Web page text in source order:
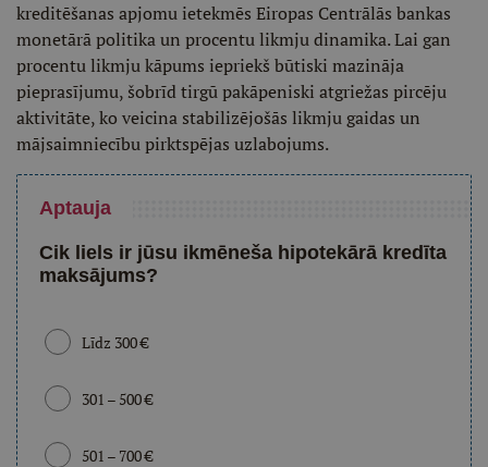
kreditēšanas apjomu ietekmēs Eiropas Centrālās bankas
monetārā politika un procentu likmju dinamika. Lai gan
procentu likmju kāpums iepriekš būtiski mazināja
pieprasījumu, šobrīd tirgū pakāpeniski atgriežas pircēju
aktivitāte, ko veicina stabilizējošās likmju gaidas un
mājsaimniecību pirktspējas uzlabojums.
Aptauja
Cik liels ir jūsu ikmēneša hipotekārā kredīta
maksājums?
Līdz 300 €
301 – 500 €
501 – 700 €